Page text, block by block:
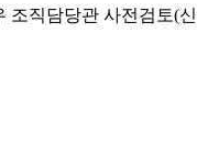
조직담당관 사전검토(